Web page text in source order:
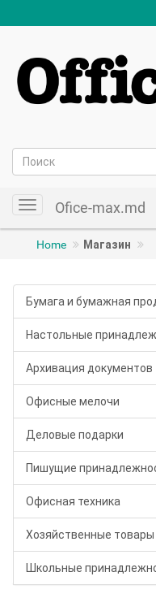
ToggleOfice-max.md
Home Магазин
Бумага и бумажная
Настольные
Архивация документов
Офисные мелочи
Деловые подарки
Пишущие
Офисная техника
Хозяйственные товары
Школьные